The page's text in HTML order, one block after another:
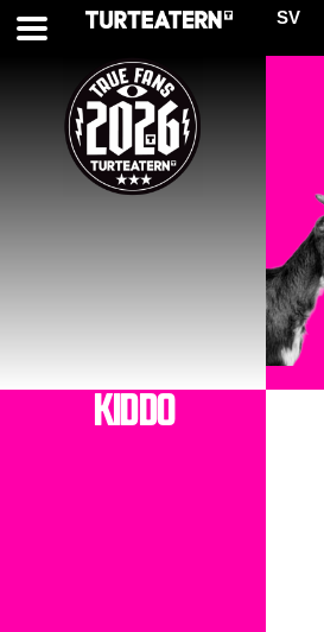
SV
KIDDO